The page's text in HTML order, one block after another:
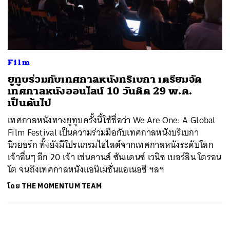
Film
ยูทูบร่วมกับเทศกาลหนังทริเบกา เตรียมจัด
เทศกาลหนังออนไลน์ 10 วันติด 29 พ.ค.
เป็นต้นไป
เทศกาลหนังทางยูทูบครั้งนี้ใช้ชื่อว่า We Are One: A Global
Film Festival เป็นความร่วมมือกับเทศกาลหนังบริเบกา
นิวยอร์ก ทั้งยังมีโปรแกรมไฮไลต์จากเทศกาลหนังระดับโลก
เจ้าอื่นๆ อีก 20 เจ้า เช่นคานส์ ซันแดนซ์ เวนิซ เบอร์ลิน โตรอน
โต จนถึงเทศกาลหนังแอนิเมชั่นแอเนอซี ฯลฯ
โดย THE MOMENTUM TEAM